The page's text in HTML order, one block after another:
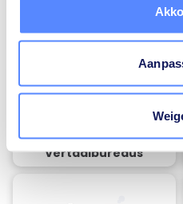
Relatietherapeuten
Vertaalbureaus